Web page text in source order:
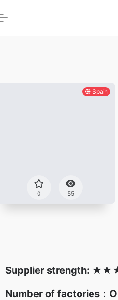
Spain
0 55
Supplier strength: ★
Number of factories：